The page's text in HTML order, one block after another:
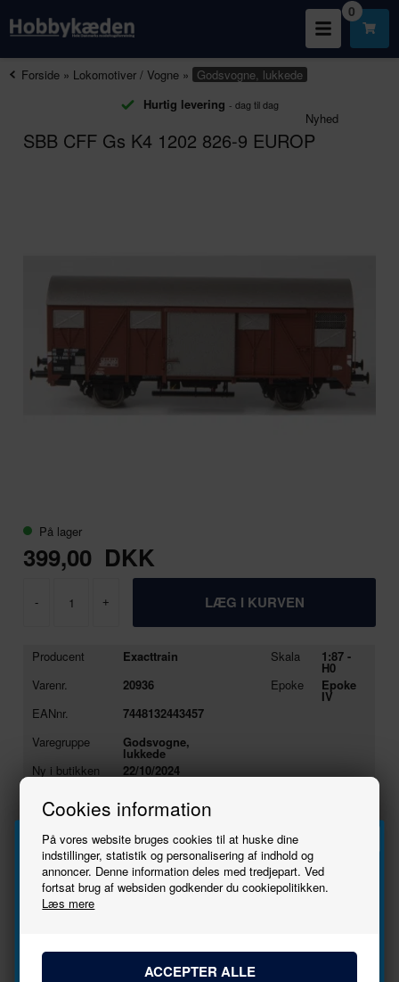
Cookies information
På vores website bruges cookies til at huske dine
indstillinger, statistik og personalisering af indhold og
annoncer. Denne information deles med tredjepart. Ved
fortsat brug af websiden godkender du cookiepolitikken.
Læs mere
0
Forside » Lokomotiver / Vogne » Godsvogne, lukkede
Hurtig levering - dag til dag
Nyhed
SBB CFF Gs K4 1202 826-9 EUROP
På lager
399,00 DKK
- +
Producent
Exacttrain
Varenr.
20936
EANnr.
7448132443457
Varegruppe
Godsvogne,
lukkede
Ny i butikken
22/10/2024
Se stort
billede
Tryk her
Skala 1:87 -
H0
Epoke
Epoke
IV
SBB CFF Gs K4 1202 826-9 EUROP mit aluminium Luftklappen
Producent
Exacttrain
22/10/2024
IV
Tilmeld
Bliv den første til at høre, når der kommer nye